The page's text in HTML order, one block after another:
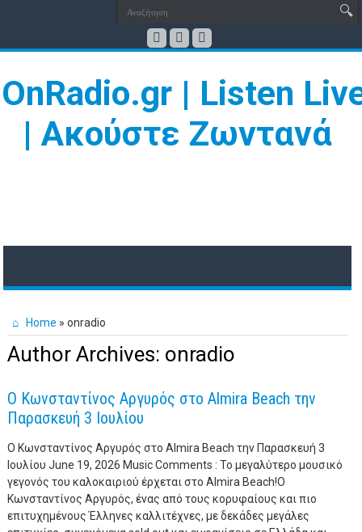
Home » onradio
Author Archives: onradio
Ο Κωνσταντίνος Αργυρός στο Almira Beach την
Παρασκευή 3 Ιουλίου
Ο Κωνσταντίνος Αργυρός στο Almira Beach την Παρασκευή 3
Ιουλίου June 19, 2026 Music Comments : Το μεγαλύτερο μουσικό
γεγονός του καλοκαιριού έρχεται στο Almira Beach!Ο
Κωνσταντίνος Αργυρός, ένας από τους κορυφαίους και πιο
επιτυχημένους Έλληνες καλλιτέχνες, με δεκάδες μεγάλες